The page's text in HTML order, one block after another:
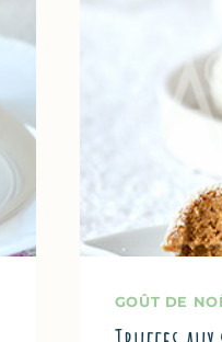
GOÛT DE